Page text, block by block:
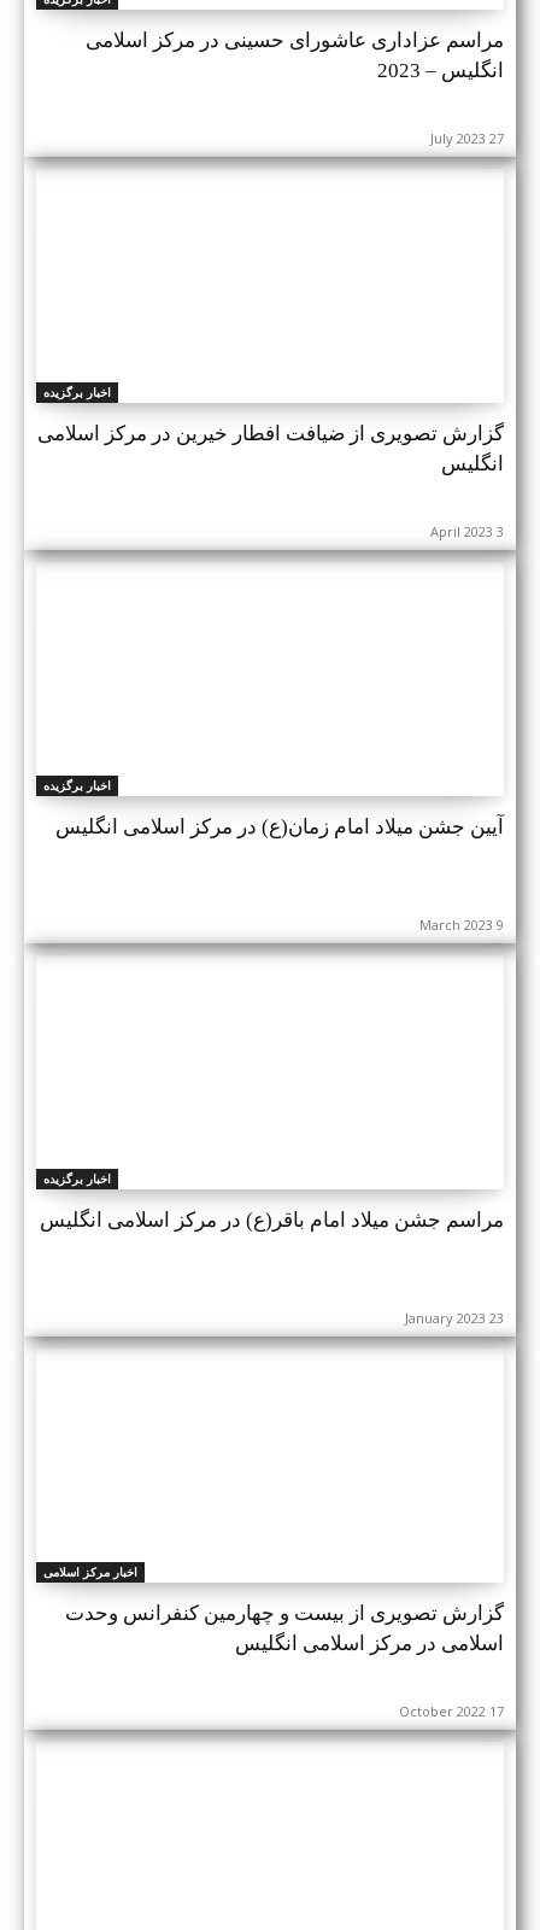
مراسم عزاداری عاشورای حسینی در مرکز اسلامی
انگلیس – 2023
27 July 2023
اخبار برگزیده
گزارش تصویری از ضیافت افطار خیرین در مرکز اسلامی
انگلیس
3 April 2023
اخبار برگزیده
آیین جشن میلاد امام زمان(ع) در مرکز اسلامی انگلیس
9 March 2023
اخبار برگزیده
مراسم جشن میلاد امام باقر(ع) در مرکز اسلامی انگلیس
23 January 2023
اخبار مرکز اسلامی
گزارش تصویری از بیست و چهارمین کنفرانس وحدت
اسلامی در مرکز اسلامی انگلیس
17 October 2022